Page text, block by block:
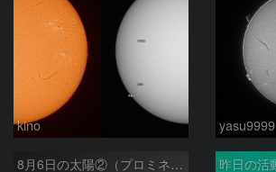
kino yasu9999
8月6日の太陽②（プロミネン北東縁 ）